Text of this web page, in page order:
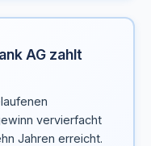
AG zahlt
vervierfacht
Jahren erreicht.